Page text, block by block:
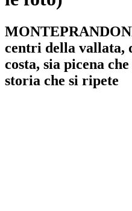
centri della vallata,
costa, sia picena
storia che si ripete